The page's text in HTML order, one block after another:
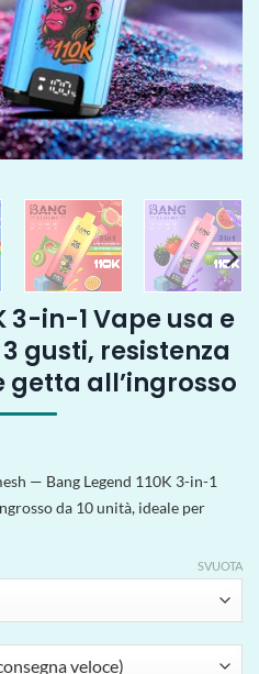
3-in-1 Vape usa e
gusti, resistenza
getta all’ingrosso
— Bang Legend 110K 3-in-1
da 10 unità, ideale per
SVUOTA